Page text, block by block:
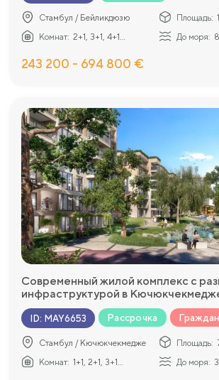
Стамбул / Бейликдюзю Площадь:
Комнат: 2+1, 3+1, 4+1... До моря:
243 200 - 694 800 €
Современный жилой комплекс с
инфраструктурой в
ID: MAY6653 Рассрочка
Стамбул / Кючюкчекмедже Площадь:
Комнат: 1+1, 2+1, 3+1... До моря: